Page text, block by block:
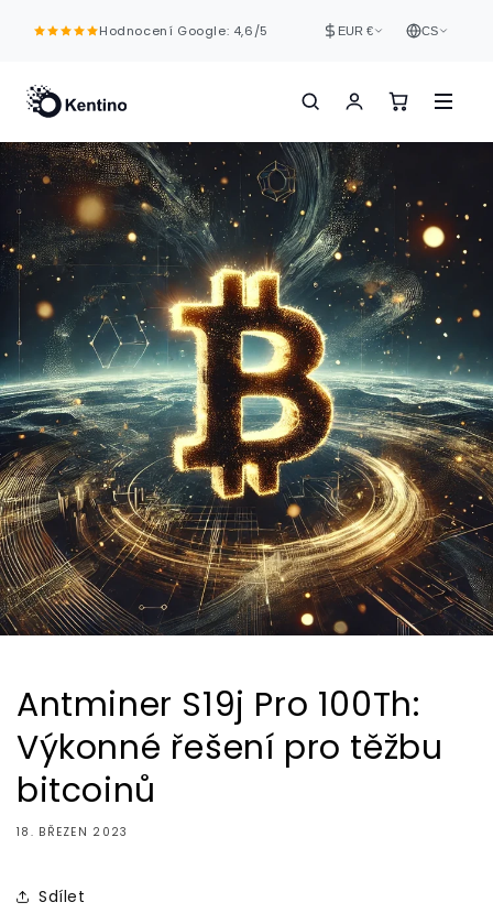
obsahuHodnocení Google: 4,6/5 EUR € CS
Antminer S19j Pro 100Th:
Výkonné řešení pro těžbu
bitcoinů
18. BŘEZEN 2023
Sdílet